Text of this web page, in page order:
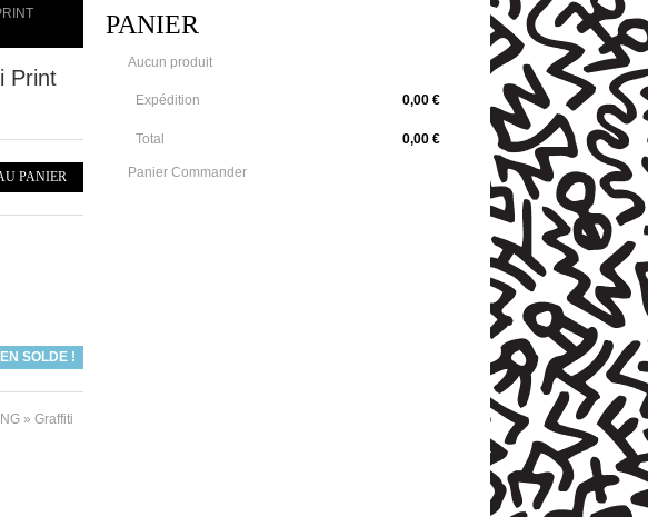
Print
PANIER
EN SOLDE !
» Graffiti
PANIER
Aucun produit
0,00 €
Expédition
0,00 €
Total
Panier Commander